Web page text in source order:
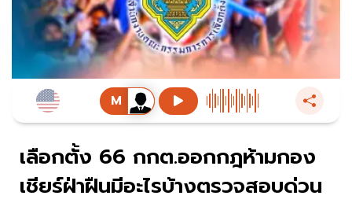
เลือกตั้ง 66 กกต.ออกกฎห้ามกอง
เชียร์ฝ่าฝืนมีอะไรบ้างตรวจสอบด่วน